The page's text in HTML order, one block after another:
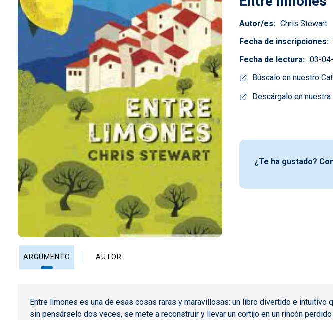
Autor/es
Chris Stewart
Fecha de inscripciones
Fecha de lectura
03-
Búscalo en nuestro
Descárgalo en
¿Te ha gustado?
ARGUMENTO AUTOR
Entre limones es una de esas cosas raras y maravillosas: un libro divertido e
sin pensárselo dos veces, se mete a reconstruir y llevar un cortijo en un rincón